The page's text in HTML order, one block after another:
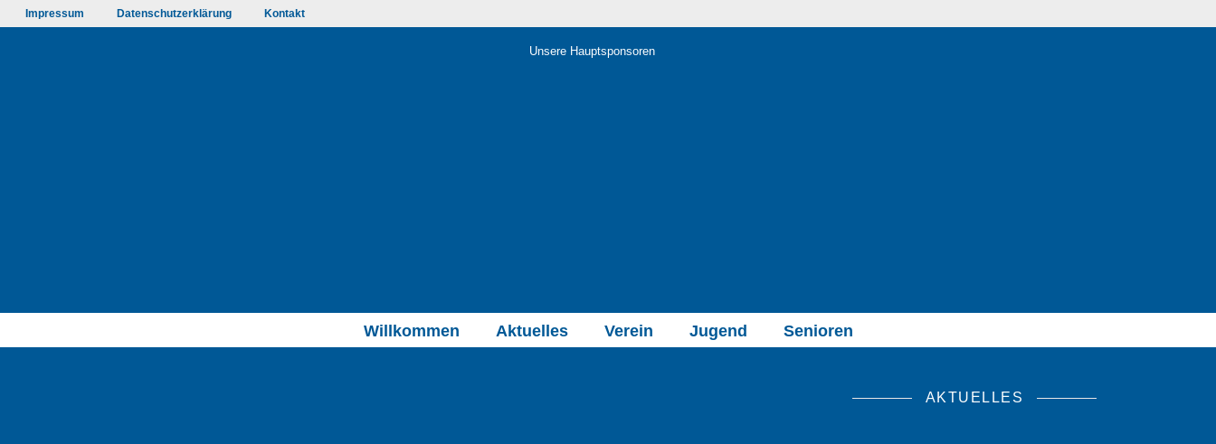
Impressum Datenschutzerklärung Kontakt
Unsere Hauptsponsoren
Willkommen Aktuelles Verein Jugend Senioren
AKTUELLES